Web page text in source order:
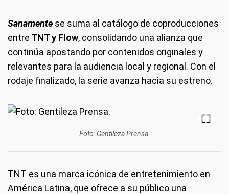
Sanamente se suma al catálogo de coproducciones
entre TNT y Flow, consolidando una alianza que
continúa apostando por contenidos originales y
relevantes para la audiencia local y regional. Con el
rodaje finalizado, la serie avanza hacia su estreno.
Foto: Gentileza Prensa.
TNT es una marca icónica de entretenimiento en
América Latina, que ofrece a su público una